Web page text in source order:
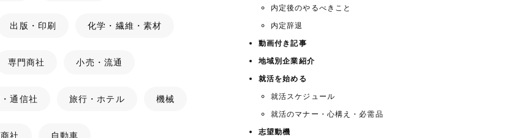
出版・印刷 化学・繊維・素材
専門商社 小売・流通
通信社 旅行・ホテル 機械
社 自動車
内定後のやるべきこと
内定辞退
動画付き記事
地域別企業紹介
就活を始める
就活スケジュール
就活のマナー・心構え・必需品
志望動機